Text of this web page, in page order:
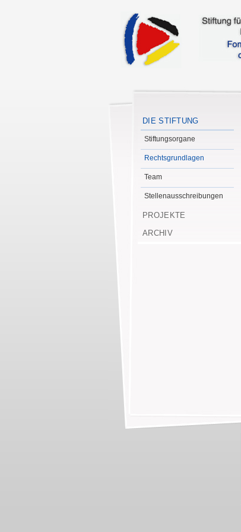
DIE STIFTUNG
Stiftungsorgane
Rechtsgrundlagen
Team
Stellenausschreibungen
PROJEKTE
ARCHIV